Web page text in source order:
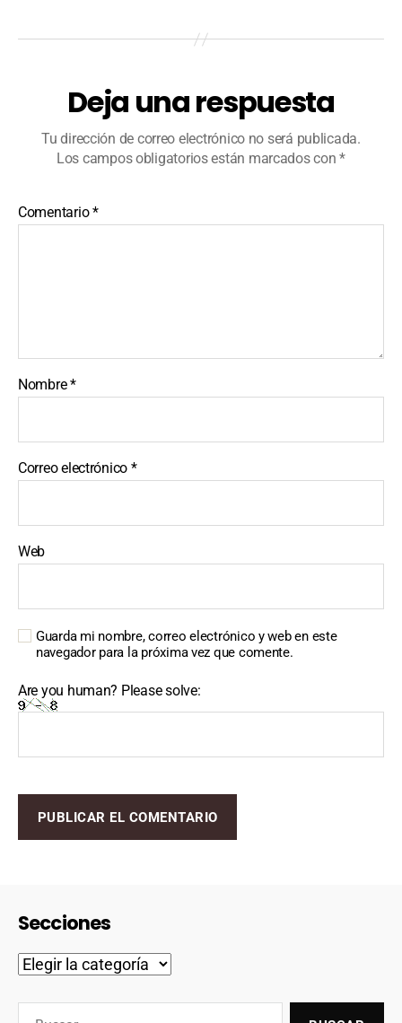
Deja una respuesta
Tu dirección de correo electrónico no será publicada.
Los campos obligatorios están marcados con*
Comentario*
Nombre*
Correo electrónico *
Web
Guarda mi nombre, correo electrónico y web en este
navegador para la próxima vez que comente.
Are you human? Please solve:
Secciones